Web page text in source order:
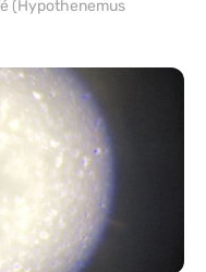
(Hypothenemus